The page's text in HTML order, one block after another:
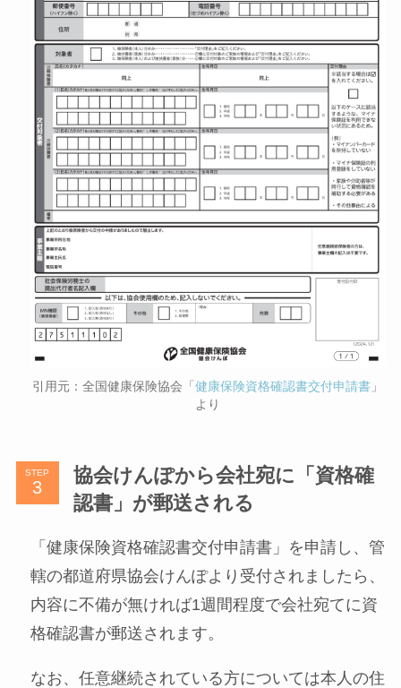
引用元：全国健康保険協会「 健康保険資格確認書交付申請書 」
より
STEP
協会けんぽから会社宛に「資格確
認書」が郵送される
「健康保険資格確認書交付申請書」を申請し、管
轄の都道府県協会けんぽより受付されましたら、
内容に不備が無ければ1週間程度で会社宛てに資
格確認書が郵送されます。
なお、任意継続されている方については本人の住